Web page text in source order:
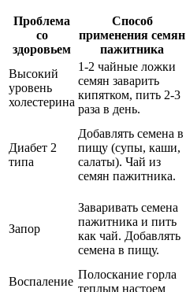
Проблема
со
здоровьем
Способ
применения семян
пажитника
Высокий
уровень
холестерина
1-2 чайные ложки
семян заварить
кипятком, пить 2-3
раза в день.
Диабет 2
типа
Добавлять семена в
пищу (супы, каши,
салаты). Чай из
семян пажитника.
Запор
Заваривать семена
пажитника и пить
как чай. Добавлять
семена в пищу.
Воспаление
Полоскание горла
теплым настоем